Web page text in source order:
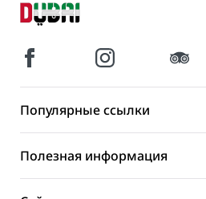
Популярные ссылки
Полезная информация